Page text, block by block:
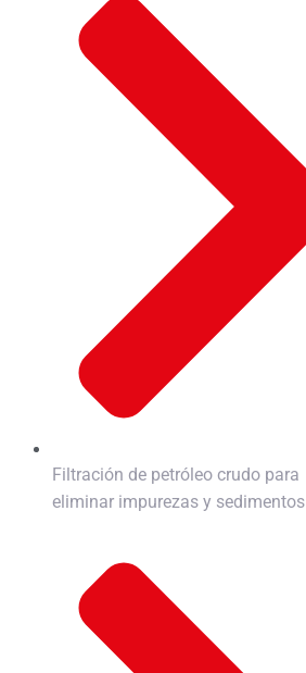
Filtración de petróleo crudo para
eliminar impurezas y sedimentos